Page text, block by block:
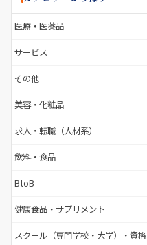
医療・医薬品
サービス
その他
美容・化粧品
求人・転職（人材系）
飲料・食品
BtoB
健康食品・サプリメント
スクール（専門学校・大学）・資格